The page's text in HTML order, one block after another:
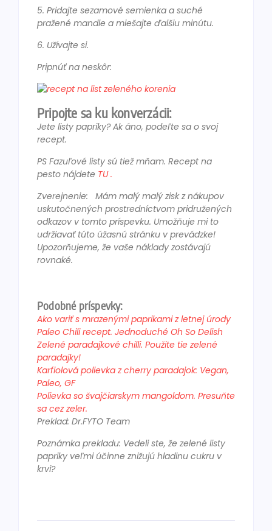
5. Pridajte sezamové semienka a suché
pražené mandle a miešajte ďalšiu minútu.
6. Užívajte si.
Pripnúť na neskôr:
Pripojte sa ku konverzácii:
Jete listy papriky? Ak áno, podeľte sa o svoj
recept.
PS Fazuľové listy sú tiež mňam. Recept na
pesto nájdete TU .
Zverejnenie: Mám malý malý zisk z nákupov
uskutočnených prostredníctvom pridružených
odkazov v tomto príspevku. Umožňuje mi to
udržiavať túto úžasnú stránku v prevádzke!
Upozorňujeme, že vaše náklady zostávajú
rovnaké.
Podobné príspevky:
Ako variť s mrazenými paprikami z letnej úrody
Paleo Chili recept. Jednoduché Oh So Delish
Zelené paradajkové chilli. Použite tie zelené
paradajky!
Karfiolová polievka z cherry paradajok: Vegan,
Paleo, GF
Polievka so švajčiarskym mangoldom. Presuňte
sa cez zeler.
Preklad: Dr.FYTO Team
Poznámka prekladu: Vedeli ste, že zelené listy
papriky veľmi účinne znižujú hladinu cukru v
krvi?